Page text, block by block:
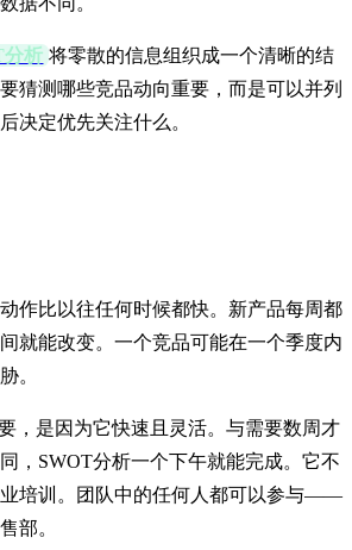
分析 将零散的信息组织成一个清晰的结
猜测哪些竞品动向重要，而是可以并列
决定优先关注什么。
作比以往任何时候都快。新产品每周都
就能改变。一个竞品可能在一个季度内
。
，是因为它快速且灵活。与需要数周才
，SWOT分析一个下午就能完成。它不
培训。团队中的任何人都可以参与——
部。